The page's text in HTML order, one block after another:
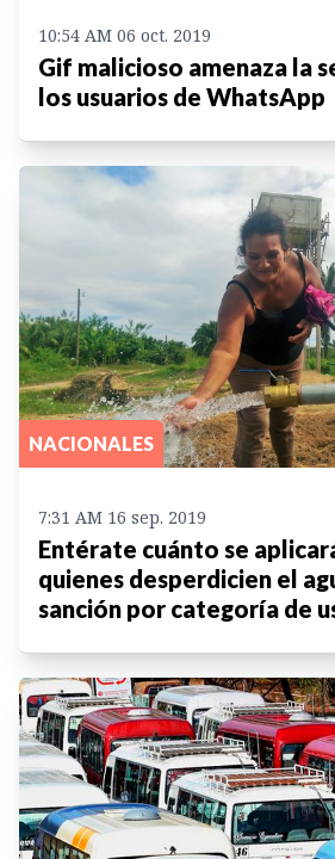
10:54 AM 06 oct. 2019
Gif malicioso amenaza la
los usuarios de WhatsApp
NACIONALES
7:31 AM 16 sep. 2019
Entérate cuánto se
quienes desperdicien el
sanción por categoría de